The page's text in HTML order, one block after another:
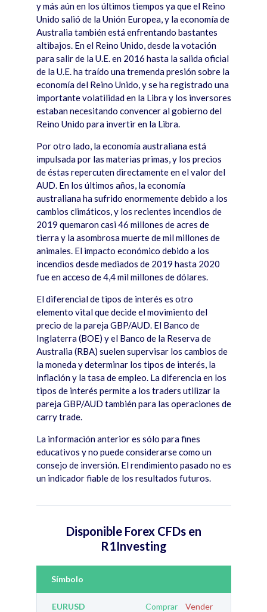
y más aún en los últimos tiempos ya que el Reino
Unido salió de la Unión Europea, y la economía de
Australia también estáenfrentando bastantes
altibajos. En el Reino Unido, desde la votación
para salir de la U.E. en 2016 hasta la salida oficial
de la U.E. ha traído una tremenda presión sobre la
economía del Reino Unido, y se ha registrado una
importante volatilidad en la Libra y los inversores
estaban necesitando convencer al gobierno del
Reino Unido para invertir en la Libra.
Por otro lado, la economía australiana está
impulsada por las materias primas, y los precios
deéstas repercuten directamente en el valor del
AUD. En los últimos años, la economía
australiana ha sufrido enormemente debido a los
cambios climáticos, y los recientes incendios de
2019 quemaron casi 46 millones de acres de
tierra y la asombrosa muerte de mil millones de
animales. El impacto económico debido a los
incendios desde mediados de 2019 hasta 2020
fue en acceso de 4,4 mil millones de dólares.
El diferencial de tipos de interés es otro
elemento vital que decide el movimiento del
precio de la pareja GBP/AUD. El Banco de
Inglaterra (BOE) y el Banco de la Reserva de
Australia (RBA) suelen supervisar los cambios de
la moneda y determinar los tipos de interés, la
inflación y la tasa de empleo. La diferencia en los
tipos de interés permite a los traders utilizar la
pareja GBP/AUD también para las operaciones de
carry trade.
La información anterior es sólo para fines
educativos y no puede considerarse como un
consejo de inversión. El rendimiento pasado no es
un indicador fiable de los resultados futuros.
Disponible Forex CFDs en
R1Investing
Símbolo
EURUSD Comprar Vender